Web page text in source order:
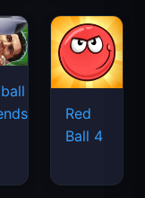
Red
Ball 4